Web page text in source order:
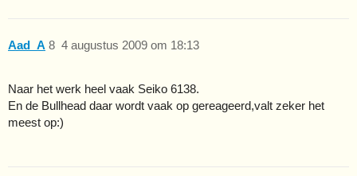
Aad_A 4 augustus 2009 om 18:13
8
Naar het werk heel vaak Seiko 6138.
En de Bullhead daar wordt vaak op gereageerd,valt zeker het
meest op:)